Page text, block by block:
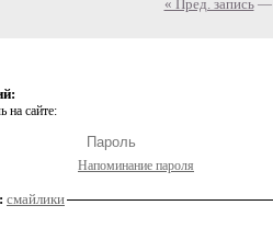
« Пред. запись—
на сайте:
Напоминание пароля
смайлики